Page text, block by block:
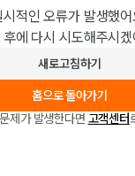
시적인 오류가 발생했어
후에 다시 시도해주시
새로고침하기
홈으로 돌아가기
제가 발생한다면 고객센터